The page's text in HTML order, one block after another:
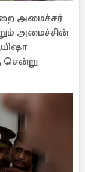
அமைச்சர்
அமைச்சின்
சென்று